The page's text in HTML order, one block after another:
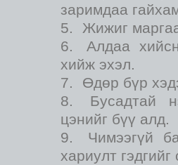
заримдаа
Жижиг
Алдаа
хийж эхэл.
Өдөр бүр
Бусадтай
цэнийг бүү алд.
Чимээгүй
хариулт гэдгийг